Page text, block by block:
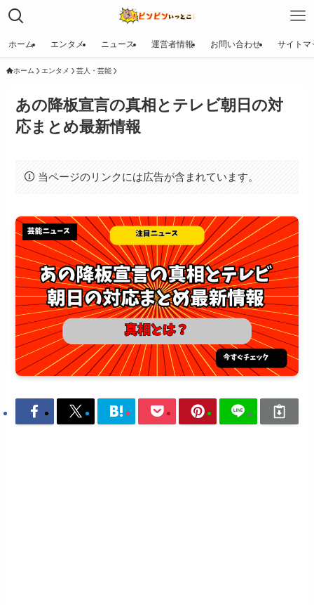
ホーム エンタメ ニュース 運営者情報 お問い合わせ サイトマ
ホーム エンタメ 芸人・芸能
あの降板宣言の真相とテレビ朝日の対
応まとめ最新情報
当ページのリンクには広告が含まれています。